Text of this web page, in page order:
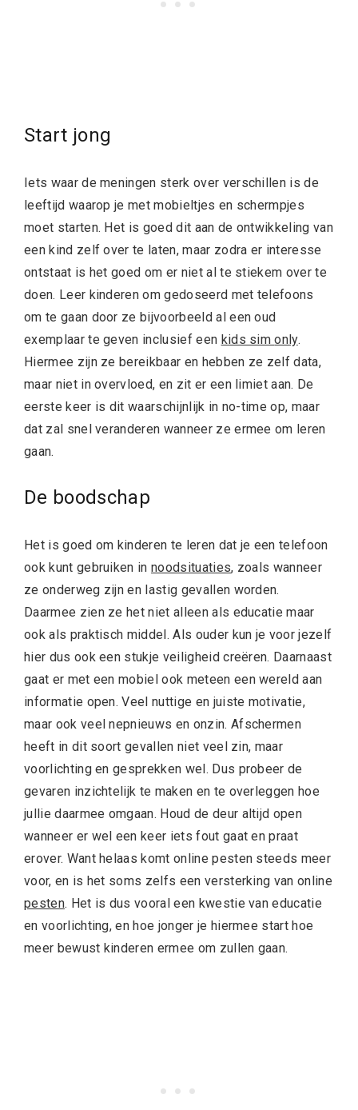
Start jong
Iets waar de meningen sterk over verschillen is de
leeftijd waarop je met mobieltjes en schermpjes
moet starten. Het is goed dit aan de ontwikkeling van
een kind zelf over te laten, maar zodra er interesse
ontstaat is het goed om er niet al te stiekem over te
doen. Leer kinderen om gedoseerd met telefoons
om te gaan door ze bijvoorbeeld al een oud
exemplaar te geven inclusief een kids simonly.
Hiermee zijn ze bereikbaar en hebben ze zelf data,
maar niet in overvloed, en zit er een limiet aan. De
eerste keer is dit waarschijnlijk in no-time op, maar
dat zal snel veranderen wanneer ze ermee om leren
gaan.
De boodschap
Het is goed om kinderen te leren dat je een telefoon
ook kunt gebruiken innoodsituaties, zoals wanneer
ze onderweg zijn en lastig gevallen worden.
Daarmee zien ze het niet alleen als educatie maar
ook als praktisch middel. Als ouder kun je voor jezelf
hier dus ook een stukje veiligheid creëren. Daarnaast
gaat er met een mobiel ook meteen een wereld aan
informatie open. Veel nuttige en juiste motivatie,
maar ook veel nepnieuws en onzin. Afschermen
heeft in dit soort gevallen niet veel zin, maar
voorlichting en gesprekken wel. Dus probeer de
gevaren inzichtelijk te maken en te overleggen hoe
jullie daarmee omgaan. Houd de deur altijd open
wanneer er wel een keer iets fout gaat en praat
erover. Want helaas komt online pesten steeds meer
voor, en is het soms zelfs een versterking van online
pesten. Het is dus vooral een kwestie van educatie
en voorlichting, en hoe jonger je hiermee start hoe
meer bewust kinderen ermee om zullen gaan.